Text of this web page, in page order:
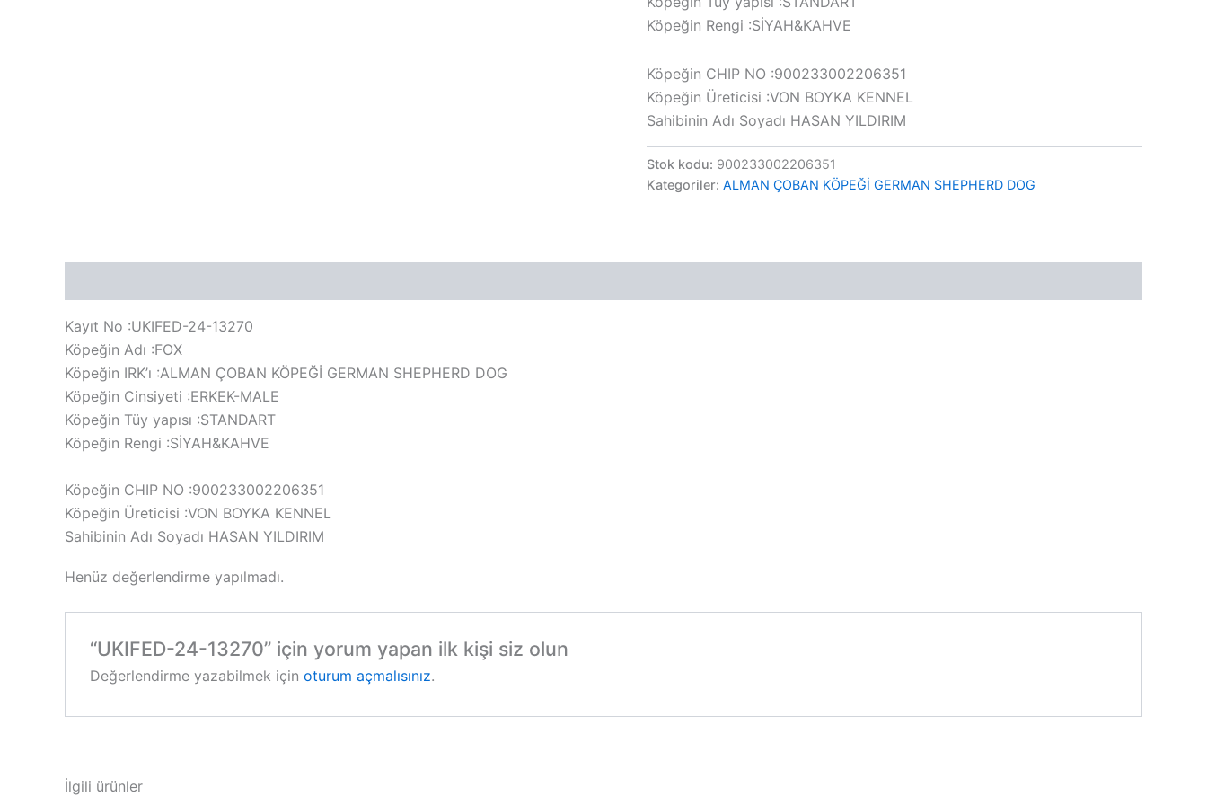
Köpeğin Rengi :SİYAH&KAHVE
Köpeğin CHIP NO :900233002206351
Köpeğin Üreticisi :VON BOYKA KENNEL
Sahibinin Adı Soyadı HASAN YILDIRIM
Stok kodu: 900233002206351
Kategoriler: ALMAN ÇOBAN KÖPEĞİ GERMAN SHEPHERD DOG
Kayıt No :UKIFED-24-13270
Köpeğin Adı :FOX
Köpeğin IRK’ı :ALMAN ÇOBAN KÖPEĞİ GERMAN SHEPHERD DOG
Köpeğin Cinsiyeti :ERKEK-MALE
Köpeğin Tüy yapısı :STANDART
Köpeğin Rengi :SİYAH&KAHVE
Köpeğin CHIP NO :900233002206351
Köpeğin Üreticisi :VON BOYKA KENNEL
Sahibinin Adı Soyadı HASAN YILDIRIM
Henüz değerlendirme yapılmadı.
“UKIFED-24-13270” için yorum yapan ilk kişi siz olun
Değerlendirme yazabilmek için oturum açmalısınız.
İlgili ürünler